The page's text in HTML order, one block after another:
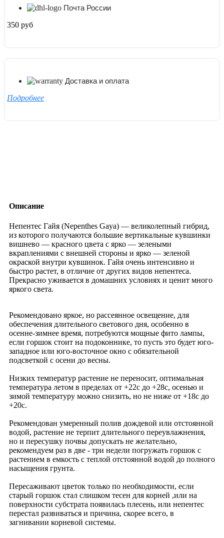
Почта России
350 руб
Доставка и оплата
Подробнее
Описание
Непентес Гайя (Nepenthes Gaya) — великолепный гибрид,
из которого получаются большие вертикальные кувшинки
вишнево — красного цвета с ярко — зелеными
вкраплениями с внешней стороны и ярко — зеленой
окраской внутри кувшинок. Гайя очень интенсивно и
быстро растет, в отличие от других видов непентеса.
Прекрасно уживается в домашних условиях и ценит много
яркого света.
Рекомендовано яркое, но рассеянное освещение, для
обеспечения длительного светового дня, особенно в
осенне-зимнее время, потребуются мощные фито лампы,
если горшок стоит на подоконнике, то пусть это будет юго-
западное или юго-восточное окно с обязательной
подсветкой с осени до весны.
Низких температур растение не переносит, оптимальная
температура летом в пределах от +22с до +28с, осенью и
зимой температуру можно снизить, но не ниже от +18с до
+20с.
Рекомендован умеренный полив дождевой или отстоянной
водой, растение не терпит длительного переувлажнения,
но и пересушку почвы допускать не желательно,
рекомендуем раз в две - три недели погружать горшок с
растением в емкость с теплой отстоянной водой до полного
насыщения грунта.
Пересаживают цветок только по необходимости, если
старый горшок стал слишком тесен для корней ,или на
поверхности субстрата появилась плесень, или непентес
перестал развиваться и причина, скорее всего, в
загнивании корневой системы.